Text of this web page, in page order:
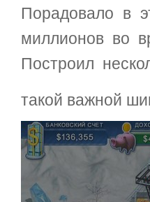
Порадовало в
миллионов во
Построил
такой важной